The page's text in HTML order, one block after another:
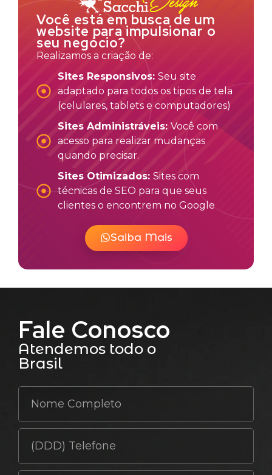
Você está em busca de um
website para impulsionar o
seu negócio?
Realizamos a criação de:
Sites Responsivos: Seu site
adaptado para todos os tipos de tela
(celulares, tablets e computadores)
Sites Administráveis: Você com
acesso para realizar mudanças
quando precisar.
Sites Otimizados: Sites com
técnicas de SEO para que seus
clientes o encontrem no Google
Saiba Mais
Fale Conosco
Atendemos todo o
Brasil